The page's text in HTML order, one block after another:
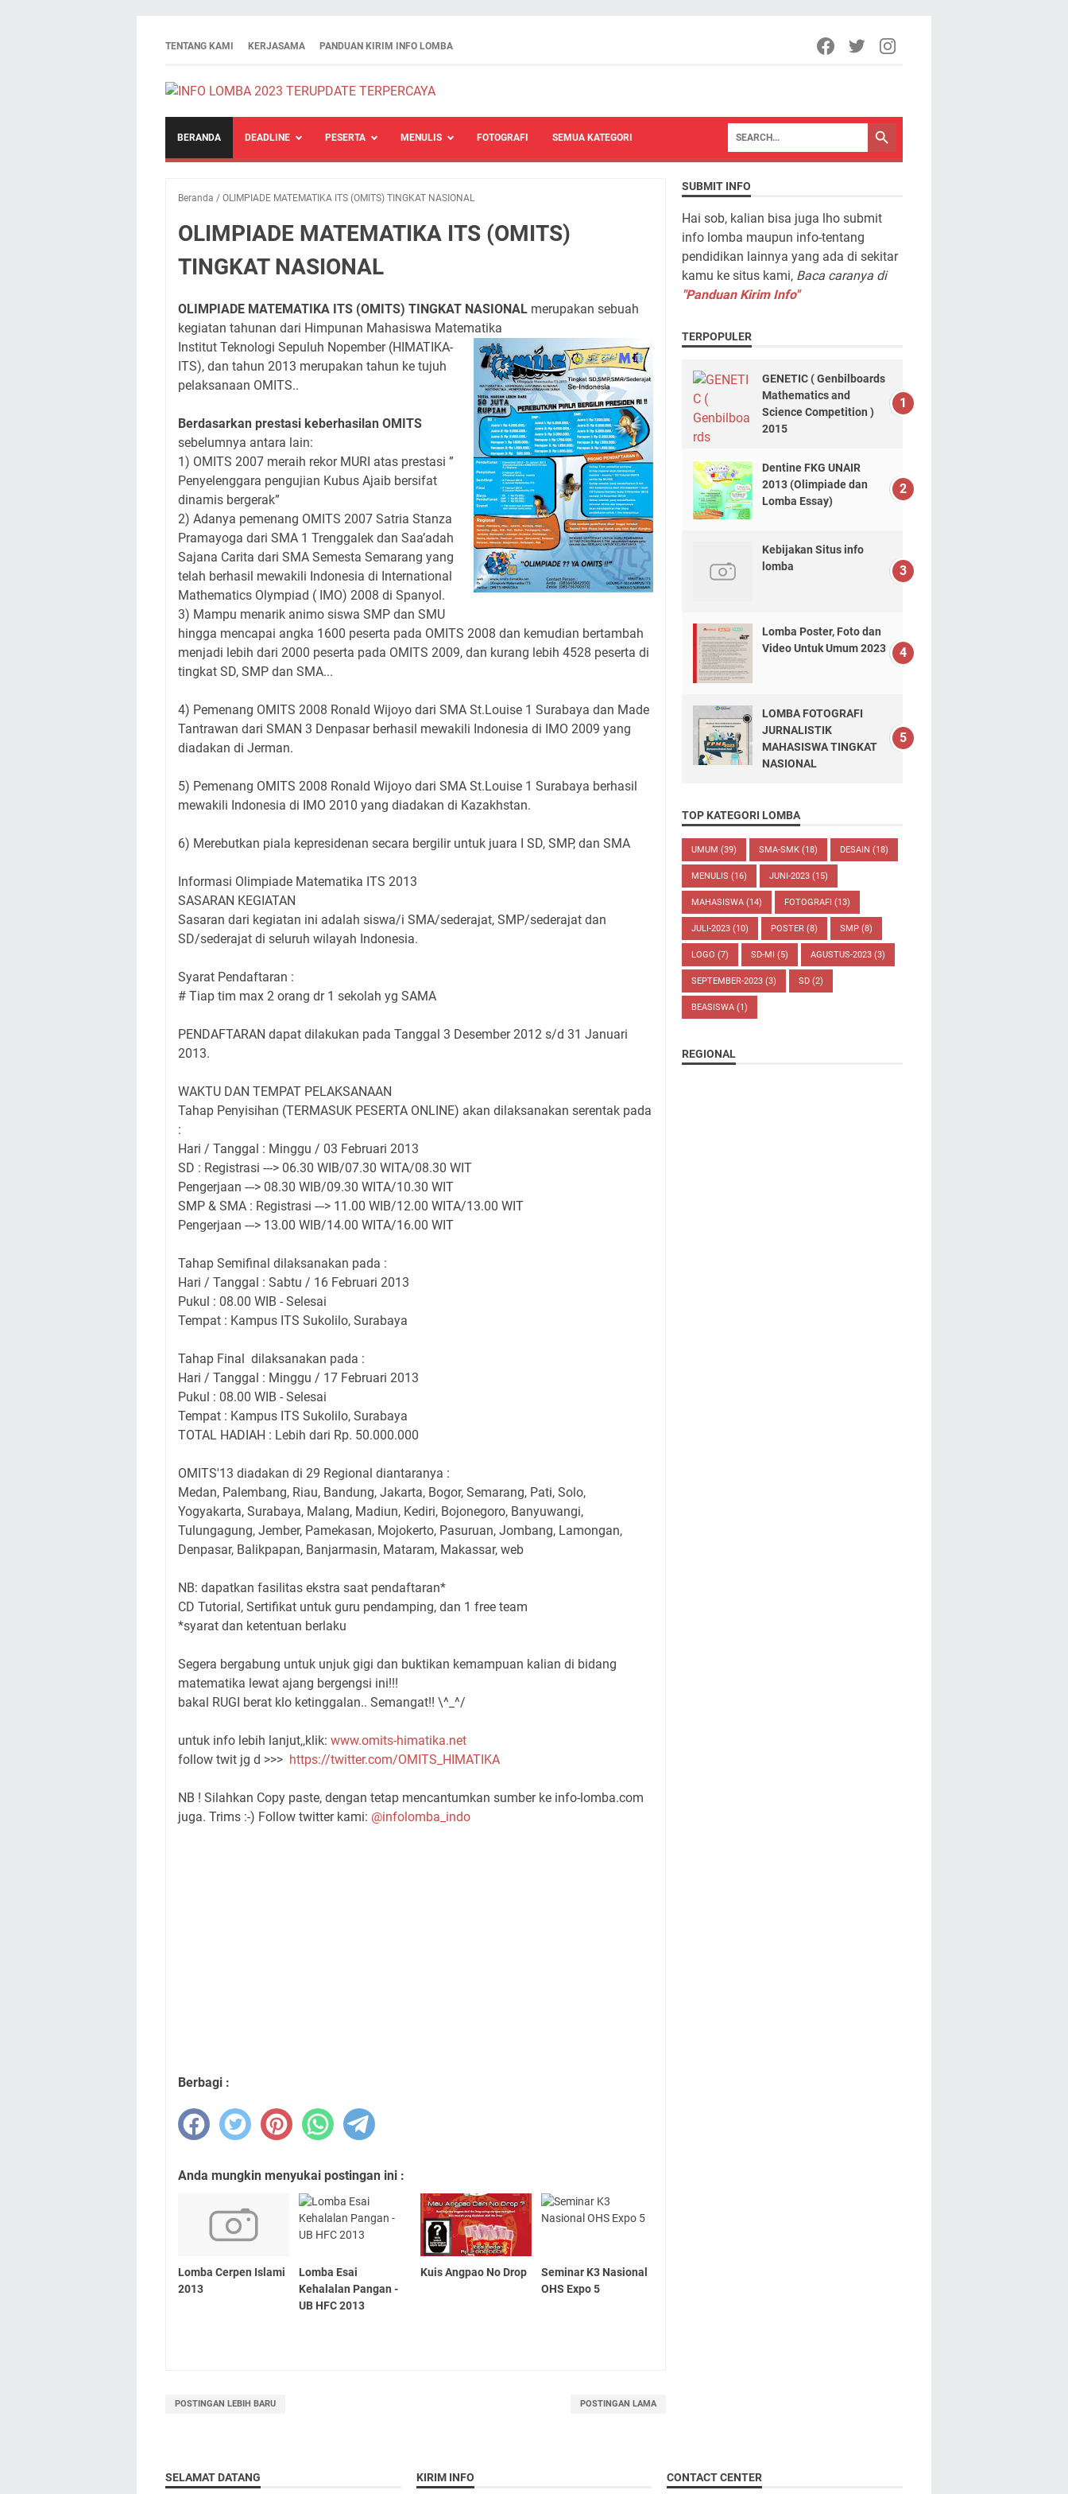
TENTANG KAMI KERJASAMA PANDUAN KIRIM INFO LOMBA
BERANDA DEADLINE PESERTA MENULIS FOTOGRAFI SEMUA KATEGORI
Beranda / OLIMPIADE MATEMATIKA ITS (OMITS) TINGKAT NASIONAL
OLIMPIADE MATEMATIKA ITS (OMITS)
TINGKAT NASIONAL
OLIMPIADE MATEMATIKA ITS (OMITS) TINGKAT NASIONAL merupakan sebuah
kegiatan tahunan dari Himpunan Mahasiswa Matematika
Institut Teknologi Sepuluh Nopember (HIMATIKA-
ITS), dan tahun 2013 merupakan tahun ke tujuh
pelaksanaan OMITS..
Berdasarkan prestasi keberhasilan OMITS
sebelumnya antara lain:
1) OMITS 2007 meraih rekor MURI atas prestasi ”
Penyelenggara pengujian Kubus Ajaib bersifat
dinamis bergerak”
2) Adanya pemenang OMITS 2007 Satria Stanza
Pramayoga dari SMA 1 Trenggalek dan Saa’adah
Sajana Carita dari SMA Semesta Semarang yang
telah berhasil mewakili Indonesia di International
Mathematics Olympiad ( IMO) 2008 di Spanyol.
3) Mampu menarik animo siswa SMP dan SMU
hingga mencapai angka 1600 peserta pada OMITS 2008 dan kemudian bertambah
menjadi lebih dari 2000 peserta pada OMITS 2009, dan kurang lebih 4528 peserta di
tingkat SD, SMP dan SMA...
4) Pemenang OMITS 2008 Ronald Wijoyo dari SMA St.Louise 1 Surabaya dan Made
Tantrawan dari SMAN 3 Denpasar berhasil mewakili Indonesia di IMO 2009 yang
diadakan di Jerman.
5) Pemenang OMITS 2008 Ronald Wijoyo dari SMA St.Louise 1 Surabaya berhasil
mewakili Indonesia di IMO 2010 yang diadakan di Kazakhstan.
6) Merebutkan piala kepresidenan secara bergilir untuk juara I SD, SMP, dan SMA
Informasi Olimpiade Matematika ITS 2013
SASARAN KEGIATAN
Sasaran dari kegiatan ini adalah siswa/i SMA/sederajat, SMP/sederajat dan
SD/sederajat di seluruh wilayah Indonesia.
Syarat Pendaftaran :
# Tiap tim max 2 orang dr 1 sekolah yg SAMA
PENDAFTARAN dapat dilakukan pada Tanggal 3 Desember 2012 s/d 31 Januari
2013.
WAKTU DAN TEMPAT PELAKSANAAN
Tahap Penyisihan (TERMASUK PESERTA ONLINE) akan dilaksanakan serentak pada
:
Hari / Tanggal : Minggu / 03 Februari 2013
SD : Registrasi ---> 06.30 WIB/07.30 WITA/08.30 WIT
Pengerjaan ---> 08.30 WIB/09.30 WITA/10.30 WIT
SMP & SMA : Registrasi ---> 11.00 WIB/12.00 WITA/13.00 WIT
Pengerjaan ---> 13.00 WIB/14.00 WITA/16.00 WIT
Tahap Semifinal dilaksanakan pada :
Hari / Tanggal : Sabtu / 16 Februari 2013
Pukul : 08.00 WIB - Selesai
Tempat : Kampus ITS Sukolilo, Surabaya
Tahap Final dilaksanakan pada :
Hari / Tanggal : Minggu / 17 Februari 2013
Pukul : 08.00 WIB - Selesai
Tempat : Kampus ITS Sukolilo, Surabaya
TOTAL HADIAH : Lebih dari Rp. 50.000.000
OMITS'13 diadakan di 29 Regional diantaranya :
Medan, Palembang, Riau, Bandung, Jakarta, Bogor, Semarang, Pati, Solo,
Yogyakarta, Surabaya, Malang, Madiun, Kediri, Bojonegoro, Banyuwangi,
Tulungagung, Jember, Pamekasan, Mojokerto, Pasuruan, Jombang, Lamongan,
Denpasar, Balikpapan, Banjarmasin, Mataram, Makassar, web
NB: dapatkan fasilitas ekstra saat pendaftaran*
CD Tutorial, Sertifikat untuk guru pendamping, dan 1 free team
*syarat dan ketentuan berlaku
Segera bergabung untuk unjuk gigi dan buktikan kemampuan kalian di bidang
matematika lewat ajang bergengsi ini!!!
bakal RUGI berat klo ketinggalan.. Semangat!! \^_^/
untuk info lebih lanjut,,klik: www.omits-himatika.net
follow twit jg d >>> https://twitter.com/OMITS_ HIMATIKA
NB ! Silahkan Copy paste, dengan tetap mencantumkan sumber ke info-lomba.com
juga. Trims :-) Follow twitter kami: @infolomba_indo
Berbagi :
Anda mungkin menyukai postingan ini :
Lomba Cerpen Islami
2013
Lomba Esai
Kehalalan Pangan -
UB HFC 2013
Kuis Angpao No Drop
Seminar K3 Nasional
OHS Expo 5
POSTINGAN LEBIH BARU POSTINGAN LAMA
SUBMIT INFO
Hai sob, kalian bisa juga lho submit
info lomba maupun info-tentang
pendidikan lainnya yang ada di sekitar
kamu ke situs kami, Baca caranya di
"Panduan Kirim Info"
TERPOPULER
GENETIC ( Genbilboards
Mathematics and
Science Competition )
2015
Dentine FKG UNAIR
2013 (Olimpiade dan
Lomba Essay)
Kebijakan Situs info
lomba
Lomba Poster, Foto dan
Video Untuk Umum 2023
LOMBA FOTOGRAFI
JURNALISTIK
MAHASISWA TINGKAT
NASIONAL
TOP KATEGORI LOMBA
UMUM (39) SMA-SMK (18) DESAIN (18)
MENULIS (16) JUNI-2023 (15)
MAHASISWA (14) FOTOGRAFI (13)
JULI-2023 (10) POSTER (8) SMP (8)
LOGO (7) SD-MI (5) AGUSTUS-2023 (3)
SEPTEMBER-2023 (3) SD (2)
BEASISWA (1)
REGIONAL
SELAMAT DATANG KIRIM INFO CONTACT CENTER